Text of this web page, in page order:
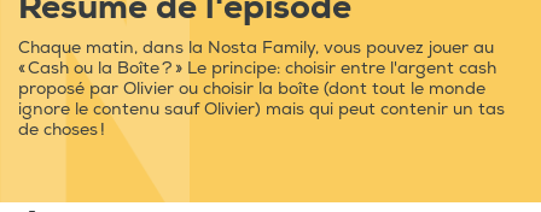
Chaque matin, dans la Nosta Family, vous pouvez jouer au
« Cash ou la Boîte ? » Le principe: choisir entre l'argent cash
proposé par Olivier ou choisir la boîte (dont tout le monde
ignore le contenu sauf Olivier) mais qui peut contenir un tas
de choses !